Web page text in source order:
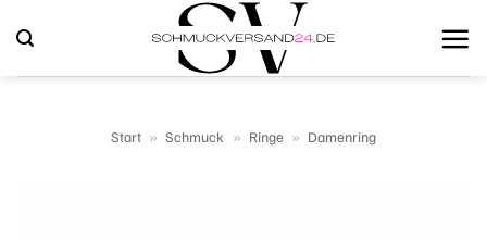
Inhalt
springen
Start » Schmuck » Ringe » Damenring